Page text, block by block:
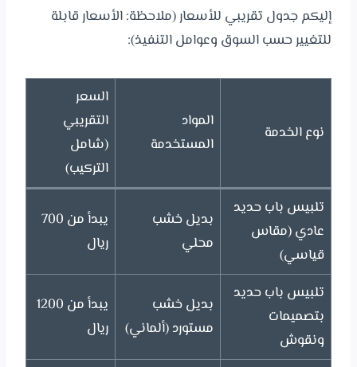
إليكم جدول تقريبي للأسعار (ملاحظة: الأسعار قابلة
للتغيير حسب السوق وعوامل التنفيذ):
نوع الخدمة
المواد
المستخدمة
السعر
التقريبي
(شامل
التركيب)
تلبيس باب حديد
عادي (مقاس
قياسي)
بديل خشب
محلي
يبدأ من 700
ريال
تلبيس باب حديد
بتصميمات
ونقوش
بديل خشب
مستورد (ألماني)
يبدأ من 1200
ريال